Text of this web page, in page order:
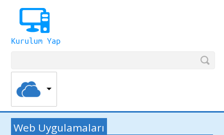
Web Uygulamaları